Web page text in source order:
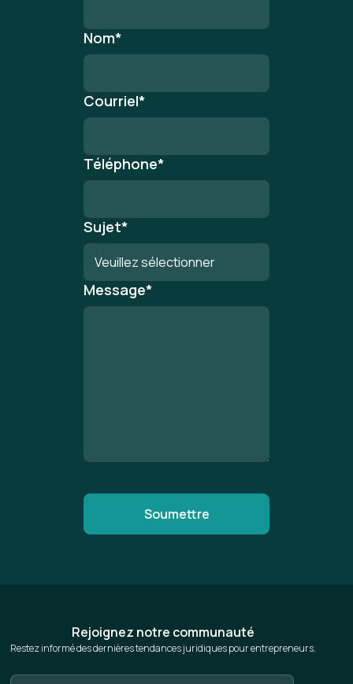
Nom*
Courriel*
Téléphone*
Sujet*
Message*
Rejoignez notre communauté
Restez informé des dernières tendances juridiques pour entrepreneurs.